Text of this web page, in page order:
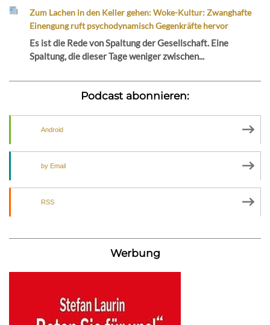
Zum Lachen in den Keller gehen: Woke-Kultur: Zwanghafte
Einengung ruft psychodynamisch Gegenkräfte hervor
Es ist die Rede von Spaltung der Gesellschaft. Eine
Spaltung, die dieser Tage weniger zwischen...
Podcast abonnieren:
Android
by Email
RSS
Werbung